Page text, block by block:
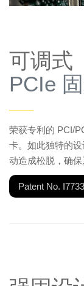
可调式
PCIe
——
荣获专利的 PCI/
卡。如此独特的
动造成松脱，确保
Patent No.